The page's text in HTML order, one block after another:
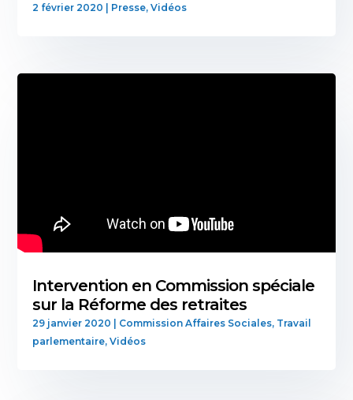
2 février 2020 Presse,Vidéos
Intervention en Commission spéciale
sur la Réforme des retraites
29 janvier 2020 | Commission Affaires Sociales, Travail
parlementaire,Vidéos